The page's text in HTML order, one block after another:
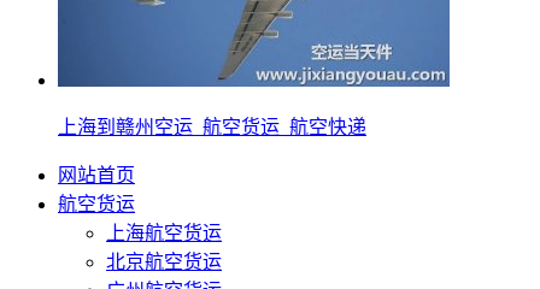
上海到赣州空运_航空货运_航空快递
网站首页
航空货运
上海航空货运
北京航空货运